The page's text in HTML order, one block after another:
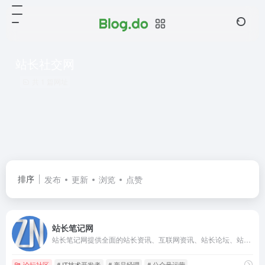
排序 发布 更新 浏览 点赞
站长笔记网